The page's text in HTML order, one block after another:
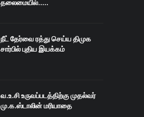
தலைமையில்.....
நீட் தேர்வை ரத்து செய்ய திமுக
சார்பில் புதிய இயக்கம்
வ.உ.சி உருவப்படத்திற்கு முதல்வர்
மு.க.ஸ்டாலின் மரியாதை